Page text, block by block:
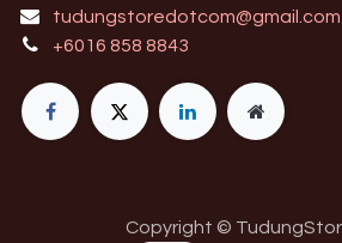
tudungstoredotcom@gmail.com
+6016 858 8843
Copyright ©